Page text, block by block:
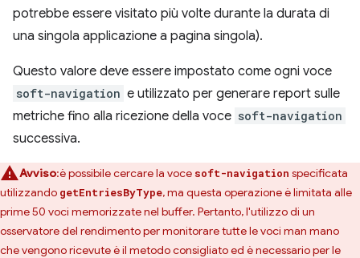
potrebbe essere visitato più volte durante la durata di
una singola applicazione a pagina singola).
Questo valore deve essere impostato come ogni voce
soft-navigation e utilizzato per generare report sulle
metriche fino alla ricezione della voce soft-navigation
successiva.
Avviso:è possibile cercare la voce soft-navigation specificata
utilizzando getEntriesByType, ma questa operazione è limitata alle
prime 50 voci memorizzate nel buffer. Pertanto, l'utilizzo di un
osservatore del rendimento per monitorare tutte le voci man mano
che vengono ricevute è il metodo consigliato ed è necessario per le